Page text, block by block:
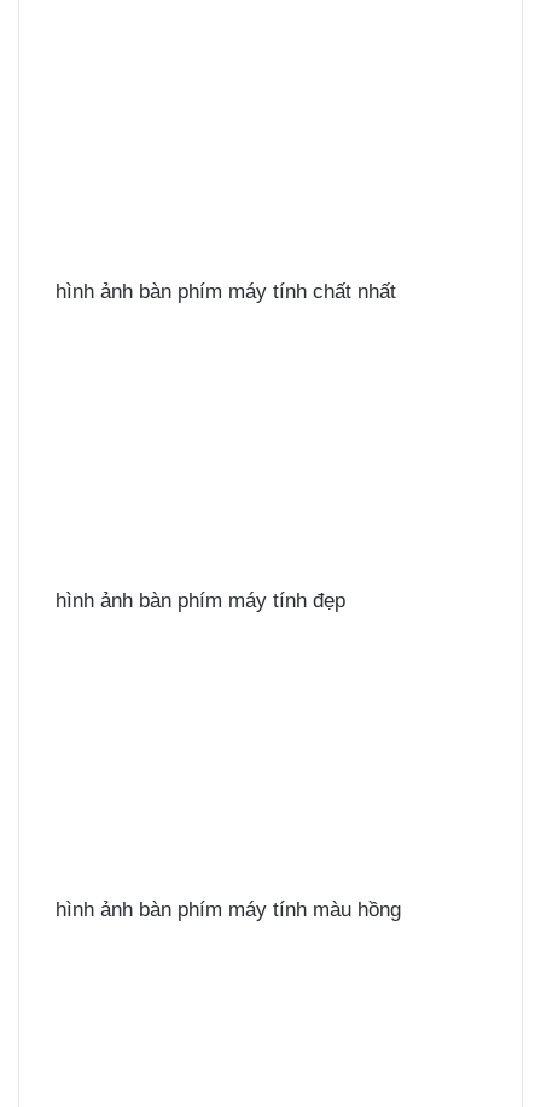
hình ảnh bàn phím máy tính chất nhất
hình ảnh bàn phím máy tính đẹp
hình ảnh bàn phím máy tính màu hồng